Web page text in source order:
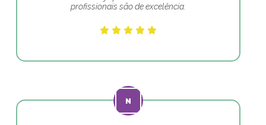
profissionais são de excelência.